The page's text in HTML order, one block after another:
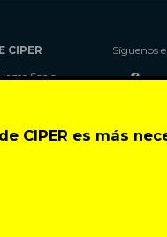
CIPER es más
CIPER
Socio
Contacto
Síguenos